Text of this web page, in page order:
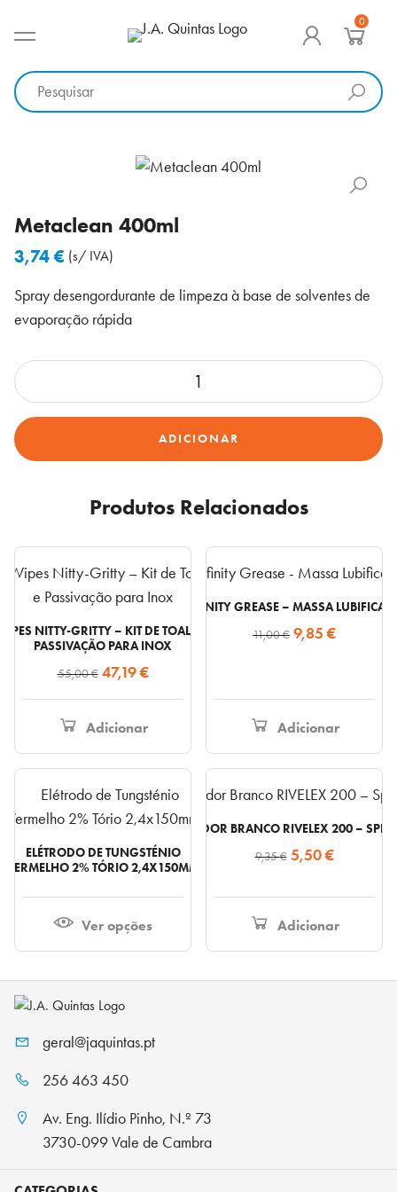
para
conteúdo
0
Metaclean 400ml
3,74€ (s/ IVA)
Spray desengordurante de limpeza à base de solventes de
evaporação rápida
Quantidade
de
Metaclean
400ml
ADICIONAR
Produtos Relacionados
NITTY-GRITTY – KIT DE TOALHITAS DE LIMPEZA E
PASSIVAÇÃO PARA INOX
55,00€ O
preço
original
55,00 €.
47,19€O
preço
47,19 €.
Adicionar
INFINITY GREASE – MASSA
11,00€ O
era:
11,00 €.
9,85€O
é:
9,85 €.
Adicionar
ELÉTRODO DE TUNGSTÉNIO
VERMELHO 2% TÓRIO 2,4X150MM
Ver opções
REVELADOR BRANCO RIVELEX 200 –
9,35€ O
original
era:
9,35 €.
5,50€O
atual
é:
5,50 €.
Adicionar
geral@jaquintas.pt
256 463 450
Av. Eng. Ilídio Pinho, N.º 73
3730-099 Vale de Cambra